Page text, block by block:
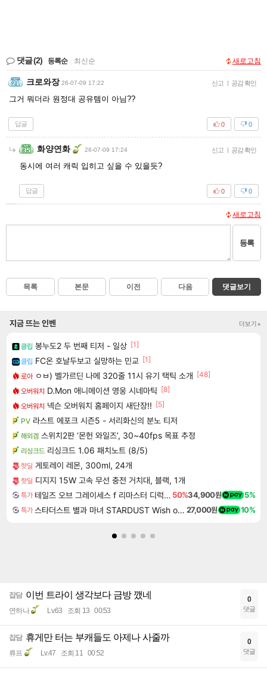
댓글(2) 등록순 최신순 새로고침
크로와장 26-07-09 17:22 신고 | 공감 확인
그거 뭐더라 원정대 공유템이 아님??
답글 0
0
화양연화 26-07-09 17:24 신고 | 공감 확인
동시에 여러 캐릭 입히고 싶을 수 있을듯?
답글 0
0
새로고침
등록
목록 본문 이전 다음 댓글보기
지금 뜨는 인벤 더보기+
클립 봉누도2 두 번째 티저 - 일상 [1]
클립 FC온 호날두보고 실망하는 민교 [1]
로아 ㅇㅂ) 벨가르딘 나메 320줄 11시 유기 택틱 소개 [48]
오버워치 D.Mon 애니메이션 영웅 시네마틱 [8]
오버워치 넥슨 오버워치 홈페이지 새단장!! [5]
PV 라스트 에포크 시즌5 - 서리화신의 분노 티저
해외겜 스위치2판 ‘몬헌 와일즈’, 30~40fps 목표 추정
리싱크드 리싱크드 1.06 패치노트 (8/5)
핫딜 게토레이 레몬, 300ml, 24개
핫딜 디지지 15W 고속 무선 충전 거치대, 블랙, 1개
특가 테일즈 오브 그레이세스 f 리마스터 디럭스 에디션 Tales of Graces f Remastered Deluxe Edition 50%34,900원 5%
특가 스타더스트 별과 마녀 STARDUST Wish of Witch 27,000원 10%
잡담 이번 트라이 생각보다 금방 깼네
연하나 Lv.63 조회 13 00:53
0
댓글
잡담 휴게만 터는 부캐들도 아제나 사줄까
류프 Lv.47 조회 11 00:52
0
댓글